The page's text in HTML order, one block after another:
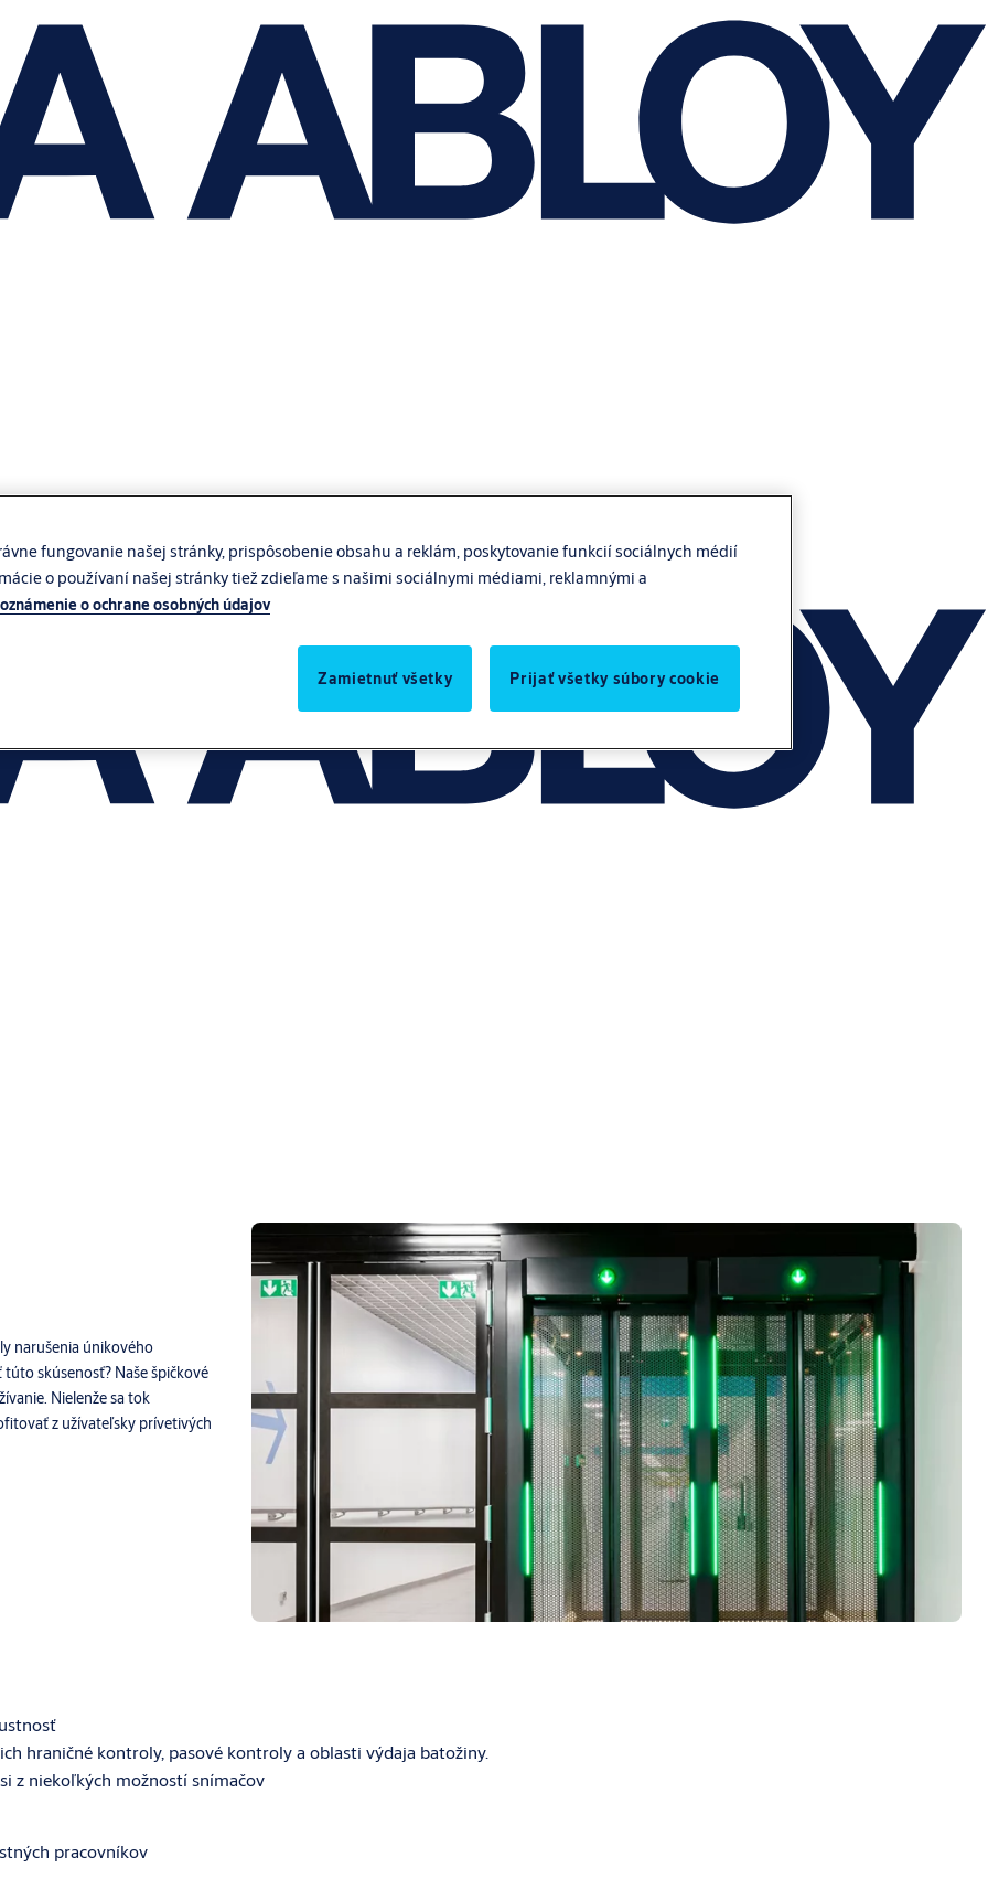
narušenia únikového
skúsenosť? Naše špičkové
Nielenže sa tok
z užívateľsky prívetivých
hraničné kontroly, pasové kontroly a oblasti výdaja batožiny.
z niekoľkých možností snímačov
pracovníkov
fungovanie našej stránky, prispôsobenie obsahu a reklám, poskytovanie funkcií sociálnych médií
o používaní našej stránky tiež zdieľame s našimi sociálnymi médiami, reklamnými a
oznámenie o ochrane osobných údajov
Zamietnuť všetky Prijať všetky súbory cookie